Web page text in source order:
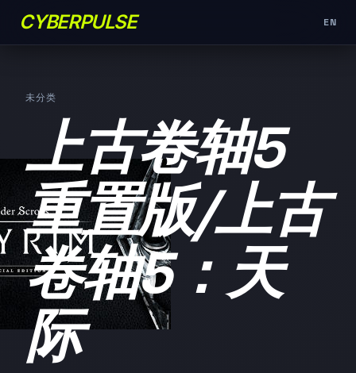
CYBERPULSE EN
未分类
上古卷轴5
重置版/上古
卷轴5：天
际